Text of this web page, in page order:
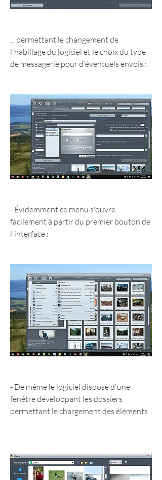
... permettant le changement de
l'habillage du logiciel et le choix du type
de messagerie pour d'éventuels envois :
- Évidemment ce menu s'ouvre
facilement à partir du premier bouton de
l'interface :
- De même le logiciel dispose d'une
fenêtre développant les dossiers
permettant le chargement des éléments
...